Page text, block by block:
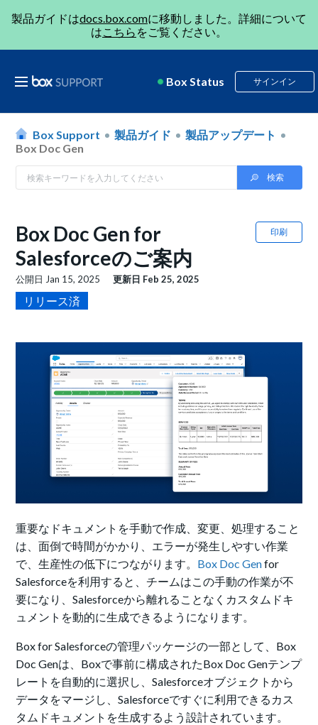
製品ガイドはdocs.box.comに移動しました。詳細について
はこちら をご覧ください。
Box Status サインイン
Box Support 製品ガイド
製品アップデート
Box Doc Gen
印刷
Box Doc Gen for
Salesforceのご案内
公開日 Jan 15, 2025 更新日 Feb 25, 2025
リリース済
重要なドキュメントを手動で作成、変更、処理すること
は、面倒で時間がかかり、エラーが発生しやすい作業
で、生産性の低下につながります。 Box Doc Genfor
Salesforceを利用すると、チームはこの手動の作業が不
要になり、Salesforceから離れることなくカスタムドキ
ュメントを動的に生成できるようになります。
Box for Salesforceの管理パッケージの一部として、Box
Doc Genは、Boxで事前に構成されたBox Doc Genテンプ
レートを自動的に選択し、Salesforceオブジェクトから
データをマージし、Salesforceですぐに利用できるカス
タムドキュメントを生成するよう設計されています。